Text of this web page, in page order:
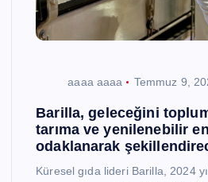
aaaa aaaa Temmuz 9,
Barilla, geleceğini
tarıma ve yenilenebilir
odaklanarak
Küresel gıda lideri Barilla, 2024